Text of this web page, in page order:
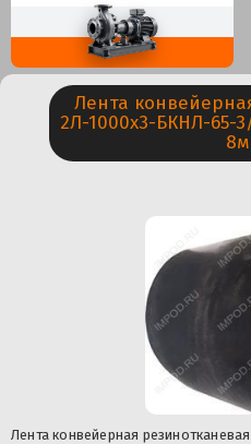
Лента
2Л-1000х3-БКНЛ-65-
Лента конвейерная